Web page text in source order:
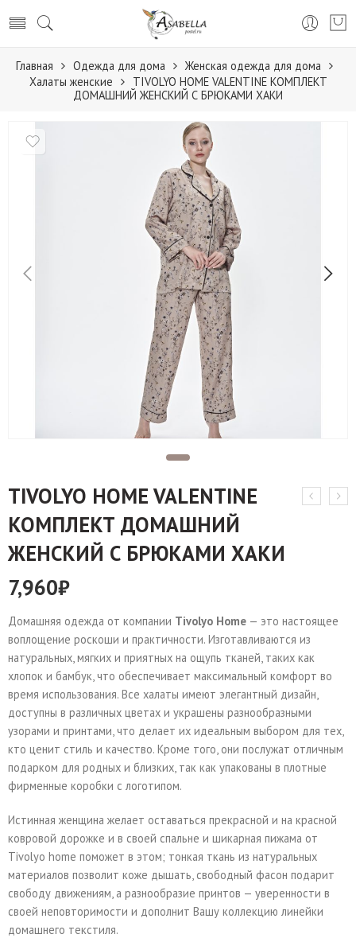
Главная Одежда для дома
Женская одежда для дома
Халаты женские
TIVOLYO HOME VALENTINE КОМПЛЕКТ
ДОМАШНИЙ ЖЕНСКИЙ С БРЮКАМИ ХАКИ
TIVOLYO HOME VALENTINE
КОМПЛЕКТ ДОМАШНИЙ
ЖЕНСКИЙ С БРЮКАМИ ХАКИ
7,960₽
Домашняя одежда от компании Tivolyo Home — это настоящее
воплощение роскоши и практичности. Изготавливаются из
натуральных, мягких и приятных на ощупь тканей, таких как
хлопок и бамбук, что обеспечивает максимальный комфорт во
время использования. Все халаты имеют элегантный дизайн,
доступны в различных цветах и украшены разнообразными
узорами и принтами, что делает их идеальным выбором для тех,
кто ценит стиль и качество. Кроме того, они послужат отличным
подарком для родных и близких, так как упакованы в плотные
фирменные коробки с логотипом.
Истинная женщина желает оставаться прекрасной и на красной
ковровой дорожке и в своей спальне и шикарная пижама от
Tivolyo home поможет в этом; тонкая ткань из натуральных
материалов позволит коже дышать, свободный фасон подарит
свободу движениям, а разнообразие принтов — уверенности в
своей неповторимости и дополнит Вашу коллекцию линейки
домашнего текстиля.